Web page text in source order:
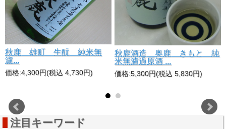
秋鹿 雄町 生酛 純米無
濾...
価格:4,300円(税込 4,730円)
秋鹿酒造 奥鹿 きもと 純
米無濾過原酒 ...
価格:5,300円(税込 5,830円)
注目キーワード